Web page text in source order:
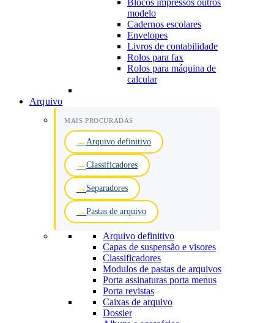
Blocos impressos outros
modelo
Cadernos escolares
Envelopes
Livros de contabilidade
Rolos para fax
Rolos para máquina de
calcular
Arquivo
MAIS PROCURADAS
Arquivo definitivo
Classificadores
Separadores
Pastas de arquivo
Arquivo definitivo
Capas de suspensão e visores
Classificadores
Modulos de pastas de arquivos
Porta assinaturas porta menus
Porta revistas
Caixas de arquivo
Dossier